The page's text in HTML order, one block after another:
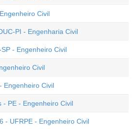
Civil
PI - Engenharia Civil
- Engenheiro Civil
Civil
Engenheiro Civil
- PE - Engenheiro Civil
- UFRPE - Engenheiro Civil